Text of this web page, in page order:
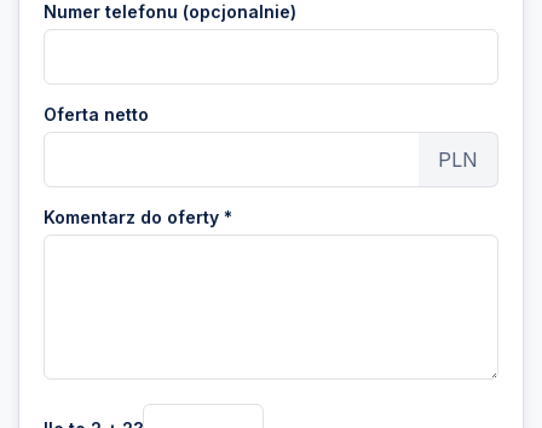
Numer telefonu (opcjonalnie)
Oferta netto
PLN
Komentarz do oferty *